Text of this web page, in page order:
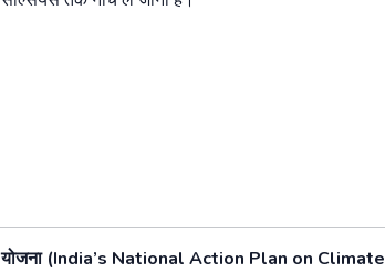
योजना(India’s National Action Plan on Climate